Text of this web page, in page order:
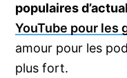
populaires
YouTube pour les
amour pour les
plus fort.